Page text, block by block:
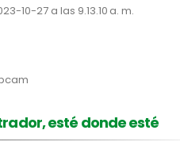
esté donde esté